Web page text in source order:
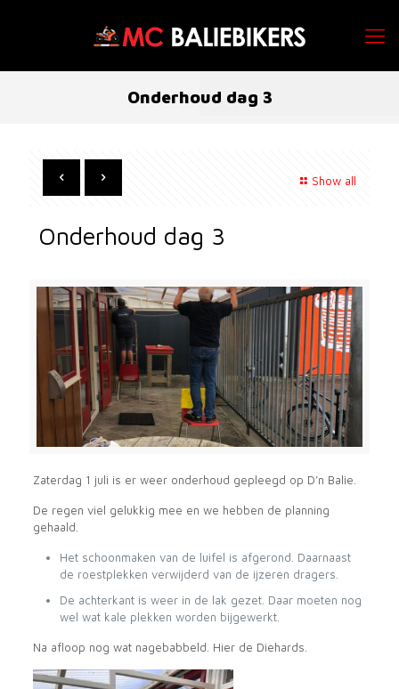
Onderhoud dag 3
Show all
Onderhoud dag 3
Zaterdag 1 juli is er weer onderhoud gepleegd op D’n Balie.
De regen viel gelukkig mee en we hebben de planning
gehaald.
Het schoonmaken van de luifel is afgerond. Daarnaast
de roestplekken verwijderd van de ijzeren dragers.
De achterkant is weer in de lak gezet. Daar moeten nog
wel wat kale plekken worden bijgewerkt.
Na afloop nog wat nagebabbeld. Hier de Diehards.